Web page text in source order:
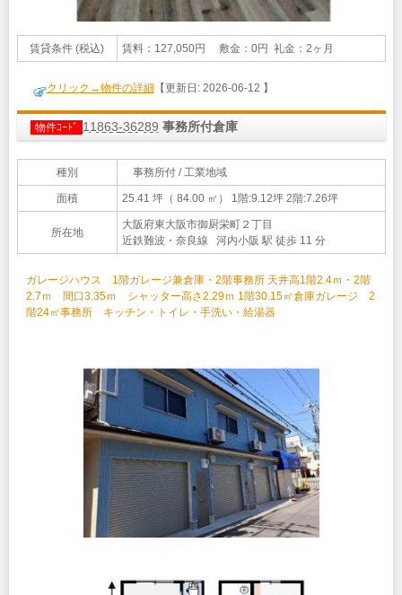
賃貸条件 (税込) 賃料：127,050円 敷金：0円 礼金：2ヶ月
クリック→物件の詳細 【更新日: 2026-06-12 】
物件ｺｰﾄﾞ 11863-36289 事務所付倉庫
種別 事務所付 / 工業地域
面積 25.41 坪（ 84.00 ㎡） 1階:9.12坪 2階:7.26坪
所在地
大阪府東大阪市御厨栄町２丁目
近鉄難波・奈良線 河内小阪 駅 徒歩 11 分
ガレージハウス 1階ガレージ兼倉庫・2階事務所 天井高1階2.4ｍ・2階
2.7ｍ 間口3.35ｍ シャッター高さ2.29ｍ 1階30.15㎡倉庫ガレージ 2
階24㎡事務所 キッチン・トイレ・手洗い・給湯器